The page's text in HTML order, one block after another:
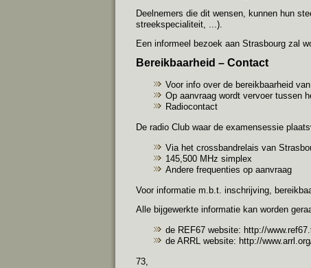
Deelnemers die dit wensen, kunnen hun
streekspecialiteit, ...).
Een informeel bezoek aan Strasbourg zal
Bereikbaarheid – Contact
Voor info over de bereikbaarheid
Op aanvraag wordt vervoer tussen
Radiocontact
De radio Club waar de examensessie
Via het crossbandrelais van
145,500 MHz simplex
Andere frequenties op aanvraag
Voor informatie m.b.t. inschrijving,
Alle bijgewerkte informatie kan worden
de REF67 website: http://
de ARRL website: http://
73,